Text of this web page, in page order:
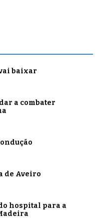
baixar
a combater
de Aveiro
hospital para a